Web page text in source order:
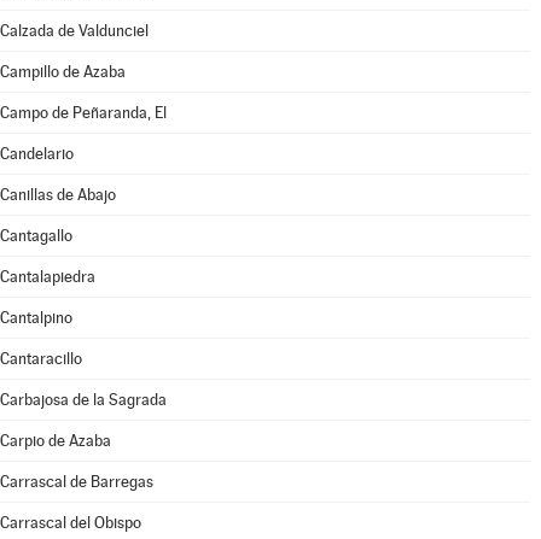
Calzada de Valdunciel
Campillo de Azaba
Campo de Peñaranda, El
Candelario
Canillas de Abajo
Cantagallo
Cantalapiedra
Cantalpino
Cantaracillo
Carbajosa de la Sagrada
Carpio de Azaba
Carrascal de Barregas
Carrascal del Obispo